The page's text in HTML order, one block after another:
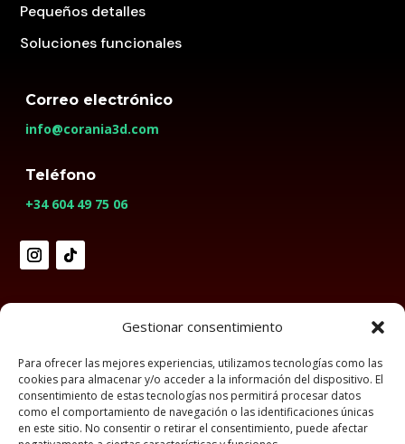
Gestionar consentimiento
Para ofrecer las mejores experiencias, utilizamos tecnologías como las
cookies para almacenar y/o acceder a la información del dispositivo. El
consentimiento de estas tecnologías nos permitirá procesar datos
como el comportamiento de navegación o las identificaciones únicas
en este sitio. No consentir o retirar el consentimiento, puede afectar
Pequeños detalles
Soluciones funcionales
Correo electrónico
info@corania3d.com
Teléfono
+34 604 49 75 06
Política de cookies
Accesibilidad